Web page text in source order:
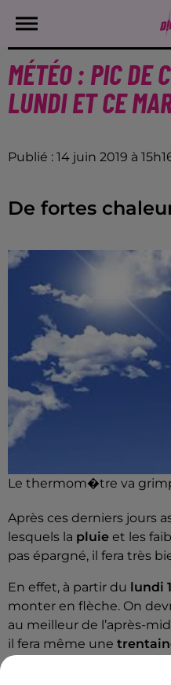
MÉTÉO : PIC DE
LUNDI ET CE
Publié : 14 juin 2019 à
De fortes
Le thermom�tre va
Après ces derniers jours
lesquels la pluie et les
pas épargné, il fera très
En effet, à partir du lundi
monter en flèche. On
au meilleur de l’après-
il fera même une
de la région.